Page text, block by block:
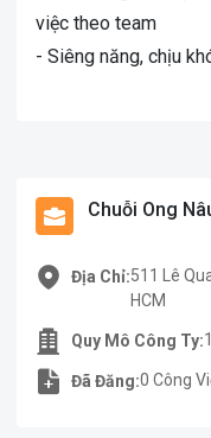
việc theo team
- Siêng năng, chịu
Chuỗi Ong
Địa Chỉ:511 Lê
HCM
Quy Mô Công Ty:
Đã Đăng:0 Công